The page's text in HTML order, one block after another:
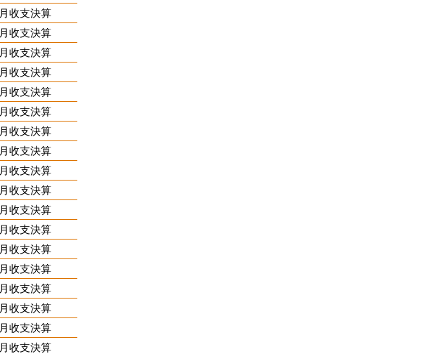
收支決算
收支決算
收支決算
收支決算
收支決算
收支決算
收支決算
收支決算
收支決算
收支決算
收支決算
收支決算
收支決算
收支決算
收支決算
收支決算
收支決算
收支決算